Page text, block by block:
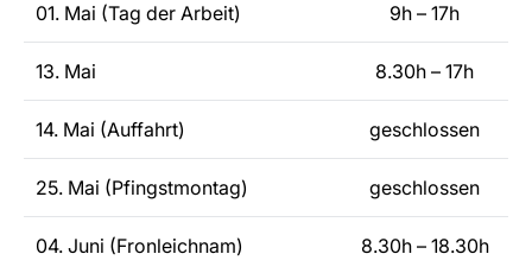
01. Mai (Tag der Arbeit) 9h – 17h
13. Mai 8.30h – 17h
14. Mai (Auffahrt) geschlossen
25. Mai (Pfingstmontag) geschlossen
04. Juni (Fronleichnam) 8.30h – 18.30h